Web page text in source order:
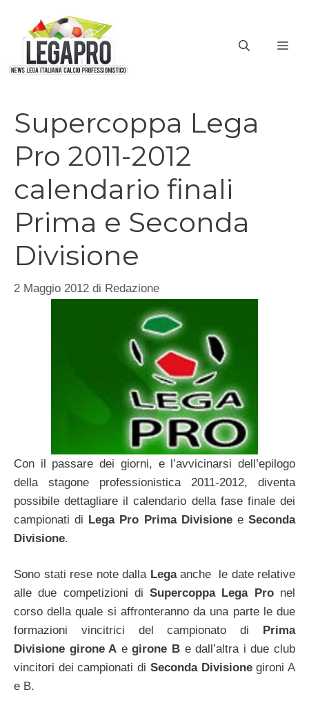
contenuto
Supercoppa Lega
Pro 2011-2012
calendario finali
Prima e Seconda
Divisione
2 Maggio 2012 di Redazione
Con il passare dei giorni, e l’avvicinarsi dell’epilogo
della stagone professionistica 2011-2012, diventa
possibile dettagliare il calendario della fase finale dei
campionati di Lega Pro Prima DivisioneeSeconda
Divisione.
Sono stati rese note dalla Legaanche le date relative
alle due competizioni diSupercoppa Lega Pronel
corso della quale si affronteranno da una parte le due
formazioni vincitrici del campionato di
Prima
Divisione girone A egirone B e dall’altra i due club
vincitori dei campionati di Seconda Divisionegironi A
e B.